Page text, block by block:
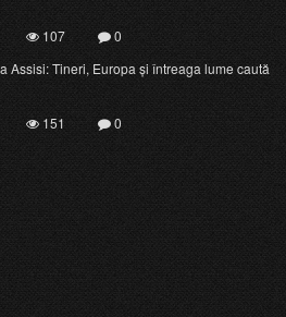
107
0
Assisi: Tineri, Europa și întreaga lume caută
151 0